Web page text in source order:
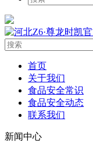
首页
关于我们
食品安全常识
食品安全动态
联系我们
新闻中心